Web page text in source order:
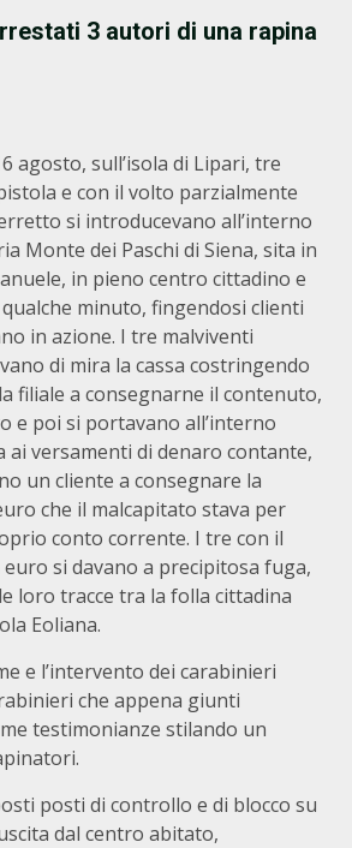
3 autori di una rapina
agosto, sull’isola di Lipari, tre
e con il volto parzialmente
si introducevano all’interno
Monte dei Paschi di Siena, sita in
in pieno centro cittadino e
minuto, fingendosi clienti
in azione. I tre malviventi
di mira la cassa costringendo
filiale a consegnarne il contenuto,
e poi si portavano all’interno
ai versamenti di denaro contante,
un cliente a consegnare la
che il malcapitato stava per
conto corrente. I tre con il
si davano a precipitosa fuga,
loro tracce tra la folla cittadina
Eoliana.
e l’intervento dei carabinieri
che appena giunti
testimonianze stilando un
posti di controllo e di blocco su
dal centro abitato,